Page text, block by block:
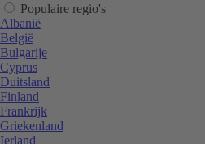
Populaire regio's
Albanië
België
Bulgarije
Cyprus
Duitsland
Finland
Frankrijk
Griekenland
Ierland